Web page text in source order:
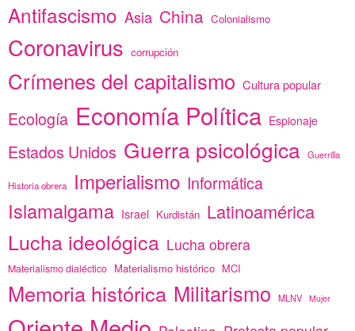
Antifascismo Asia China Colonialismo
Coronavirus corrupción
Crímenes del capitalismo Cultura popular
Ecología Economía Política Espionaje
Estados Unidos Guerra psicológica Guerrilla
Historia obrera Imperialismo Informática
Islamalgama Israel Kurdistán Latinoamérica
Lucha ideológica Lucha obrera
Materialismo dialéctico Materialismo histórico MCI
Memoria histórica Militarismo MLNV Mujer